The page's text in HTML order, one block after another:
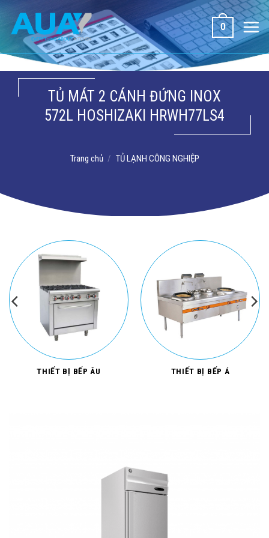
dung
0
TỦ MÁT 2 CÁNH ĐỨNG INOX
572L HOSHIZAKI HRWH77LS4
Trang chủ / TỦ LẠNH CÔNG NGHIỆP
THIẾT BỊ BẾP ÂU THIẾT BỊ BẾP Á